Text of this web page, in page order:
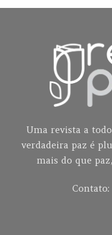
Uma revista a
verdadeira paz é
mais do que
Contato: